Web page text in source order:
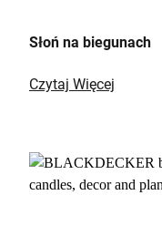
Słoń na biegunach
Czytaj Więcej